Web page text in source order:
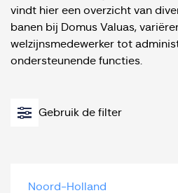
vindt hier een overzicht van
banen bij Domus Valuas,
welzijnsmedewerker tot
ondersteunende functies.
Gebruik de filter
Noord-Holland